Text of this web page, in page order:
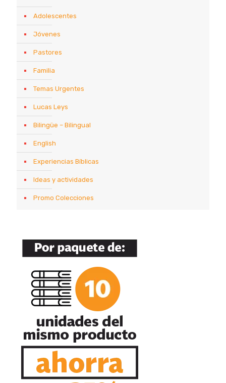
Adolescentes
Jóvenes
Pastores
Familia
Temas Urgentes
Lucas Leys
Bilingüe – Bilingual
English
Experiencias Bíblicas
Ideas y actividades
Promo Colecciones